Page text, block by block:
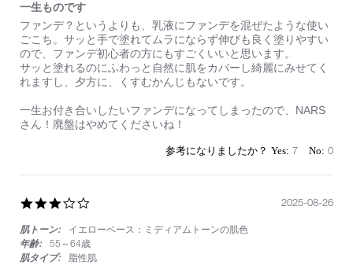
も
で
き
る、
一
生
い
一生ものです
Review
by
on
5
Sep
2025
review
stating
一
生
も
の
す
ファンデ？というよりも、乳液にファンデを混ぜたような使い
ごこち。サッと手で塗れてムラにならず伸びも良く塗りやすい
ので、ファンデ初心者の方にもすごくいいと思います。
サッと塗れるのにふわっと自然に肌をカバーし綺麗にみせてく
れますし、夕方に、くすむかんじもないです。
一生お付き合いしたいファンデになってしまったので、NARS
さん！廃盤はやめてくださいね！
7 0
rating
肌トーン:
イエローベース：ミディアムトーンの肌色
年齢:
55～64歳
肌タイプ:
脂性肌
2025-08-26